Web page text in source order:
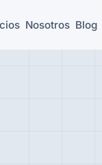
Nosotros Blog